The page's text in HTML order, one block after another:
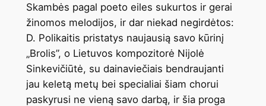
Skambės pagal poeto eiles sukurtos ir gerai
žinomos melodijos, ir dar niekad negirdėtos:
D. Polikaitis pristatys naujausią savo kūrinį
„Brolis”, o Lietuvos kompozitorė Nijolė
Sinkevičiūtė, su dainaviečiais bendraujanti
jau keletą metų bei specialiai šiam chorui
paskyrusi ne vieną savo darbą, ir šia proga